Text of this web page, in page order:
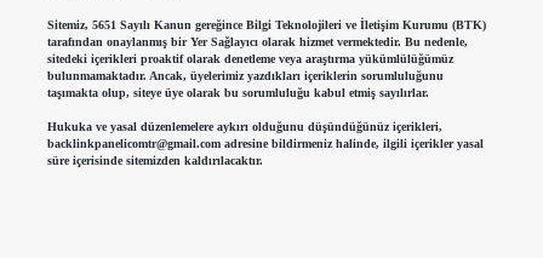
Sitemiz, 5651 Sayılı Kanun gereğince Bilgi Teknolojileri ve İletişim Kurumu (BTK)
tarafından onaylanmış bir Yer Sağlayıcı olarak hizmet vermektedir. Bu nedenle,
sitedeki içerikleri proaktif olarak denetleme veya araştırma yükümlülüğümüz
bulunmamaktadır. Ancak, üyelerimiz yazdıkları içeriklerin sorumluluğunu
taşımakta olup, siteye üye olarak bu sorumluluğu kabul etmiş sayılırlar.
Hukuka ve yasal düzenlemelere aykırı olduğunu düşündüğünüz içerikleri,
backlinkpanelicomtr@gmail.comadresine bildirmeniz halinde, ilgili içerikler yasal
süre içerisinde sitemizden kaldırılacaktır.